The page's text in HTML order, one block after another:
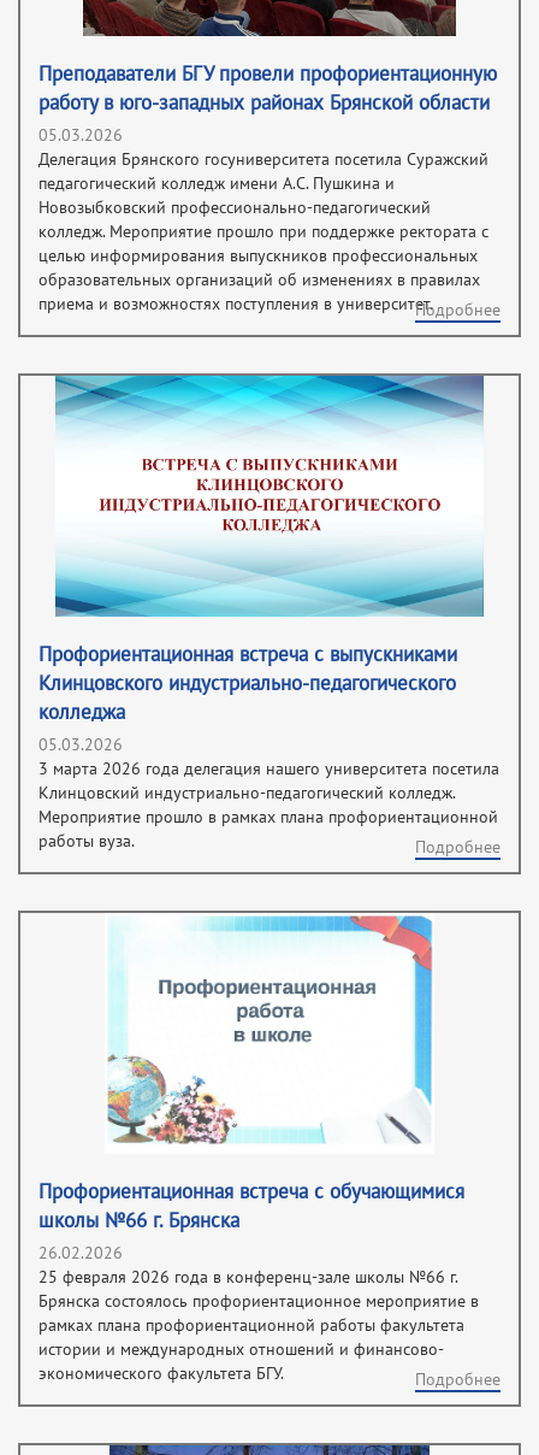
Преподаватели БГУ провели профориентационную
работу в юго-западных районах Брянской области
05.03.2026
Делегация Брянского госуниверситета посетила Суражский
педагогический колледж имени А.С. Пушкина и
Новозыбковский профессионально-педагогический
колледж. Мероприятие прошло при поддержке ректората с
целью информирования выпускников профессиональных
образовательных организаций об изменениях в правилах
приема и возможностях поступления в университет.Подробнее
Профориентационная встреча с выпускниками
Клинцовского индустриально-педагогического
колледжа
05.03.2026
3 марта 2026 года делегация нашего университета посетила
Клинцовский индустриально-педагогический колледж.
Мероприятие прошло в рамках плана профориентационной
работы вуза.
Подробнее
Профориентационная встреча с обучающимися
школы №66 г. Брянска
26.02.2026
25 февраля 2026 года в конференц-зале школы №66 г.
Брянска состоялось профориентационное мероприятие в
рамках плана профориентационной работы факультета
истории и международных отношений и финансово-
экономического факультета БГУ.
Подробнее